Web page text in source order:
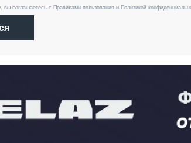
вы соглашаетесь с Правилами пользования и Политикой